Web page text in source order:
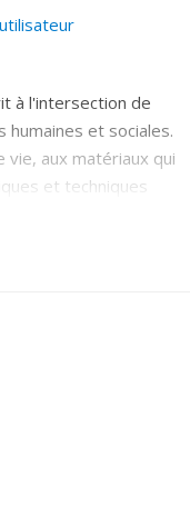
à l'intersection de
humaines et sociales.
vie, aux matériaux qui
et techniques
sémiotique,
s'intéresse
dans la recherche
Ses objectifs de
et écologiques des
interdisciplinaire, elle
recherche en design